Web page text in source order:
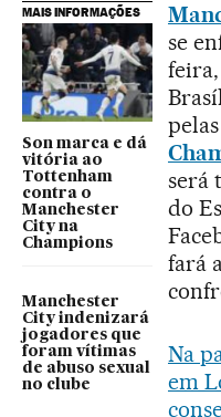
MAIS INFORMAÇÕES
Son marca e dá
vitória ao
Tottenham
contra o
Manchester
City na
Champions
Manchester
City indenizará
jogadores que
foram vítimas
de abuso sexual
no clube
se
será
do
fará
Na
em